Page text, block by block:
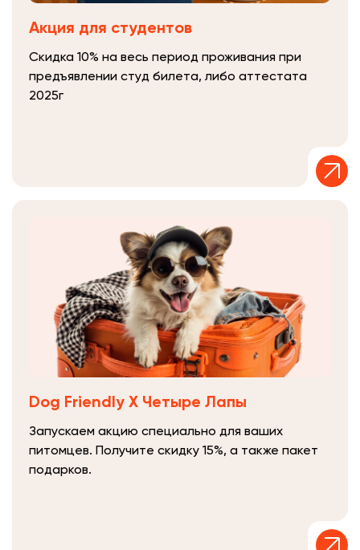
Акция для студентов
Скидка 10% на весь период проживания при
предъявлении студ билета, либо аттестата
2025г
Dog Friendly Х Четыре Лапы
Запускаем акцию специально для ваших
питомцев. Получите скидку 15%, а также пакет
подарков.